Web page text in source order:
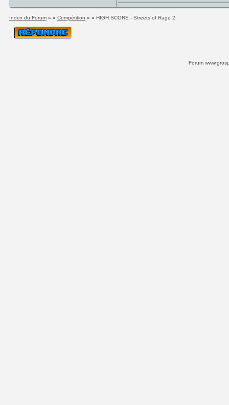
Index du Forum» » Compétition » » HIGH SCORE - Streets of Rage 2
Forum